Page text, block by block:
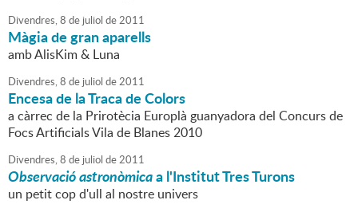
Divendres,8 de juliol de2011
Màgia de gran aparells
amb AlisKim & Luna
Divendres,8 de juliol de2011
Encesa de la Traca de Colors
a càrrec de la Prirotècia Europlà guanyadora del Concurs de
Focs Artificials Vila de Blanes 2010
Divendres,8 de juliol de2011
Observació astronòmicaa l'Institut Tres Turons
un petit cop d'ull al nostre univers